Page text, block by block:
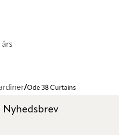
Ode 38 Curtains
Nyhedsbrev